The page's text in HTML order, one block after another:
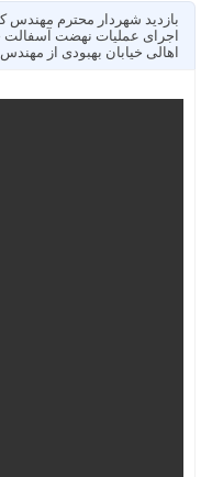
بازدید شهردار محترم
اهالی خیابان بهبودی از